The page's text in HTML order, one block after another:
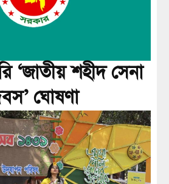
‘জাতীয় শহীদ সেনা
ঘোষণা